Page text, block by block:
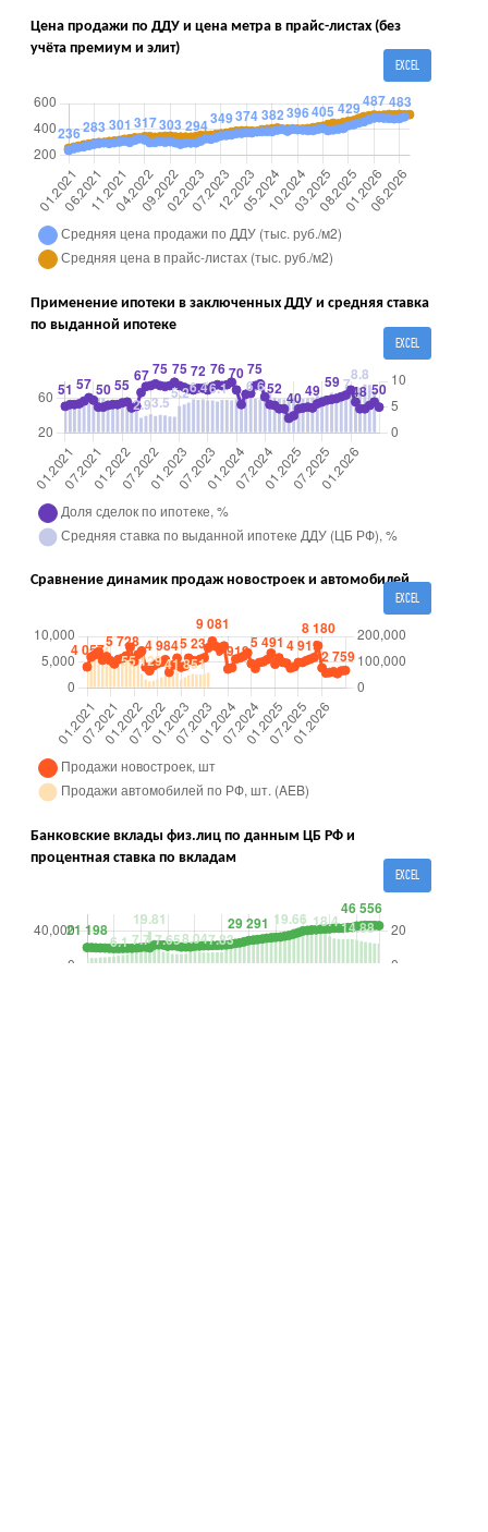
Цена продажи по ДДУ и цена метра в прайс-листах (без
учёта премиум и элит)
EXCEL
Применение ипотеки в заключенных ДДУ и средняя ставка
по выданной ипотеке
EXCEL
Сравнение динамик продаж новостроек и автомобилей
EXCEL
Банковские вклады физ.лиц по данным ЦБ РФ и
процентная ставка по вкладам
EXCEL